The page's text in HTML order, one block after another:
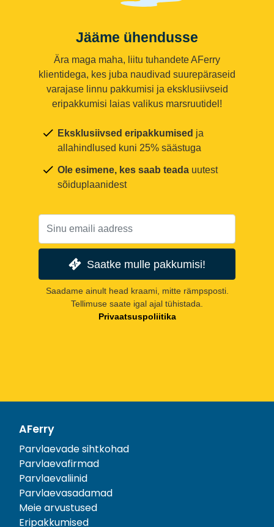
Jääme ühendusse
Ära maga maha, liitu tuhandete AFerry
klientidega, kes juba naudivad suurepäraseid
varajase linnu pakkumisi ja eksklusiivseid
eripakkumisi laias valikus marsruutidel!
Eksklusiivsed eripakkumised ja
allahindlused kuni 25% säästuga
Ole esimene, kes saab teada uutest
sõiduplaanidest
Saatke mulle pakkumisi!
Saadame ainult head kraami, mitte rämpsposti.
Tellimuse saate igal ajal tühistada.
Privaatsuspoliitika
AFerry
Parvlaevade sihtkohad
Parvlaevafirmad
Parvlaevaliinid
Parvlaevasadamad
Meie arvustused
Eripakkumised